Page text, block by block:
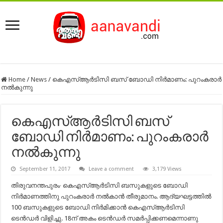
Home / News / കെഎസ്ആർടിസി ബസ് ബോഡി നിർമാണം: പുറംകരാർ
നൽകുന്നു
കെഎസ്ആർടിസി ബസ്
ബോഡി നിർമാണം: പുറംകരാർ
നൽകുന്നു
September 11, 2017 Leave a comment 3,179 Views
തിരുവനന്തപുരം∙ കെഎസ്ആർടിസി ബസുകളുടെ ബോഡി
നിർമാണത്തിനു പുറംകരാർ നൽകാൻ തീരുമാനം. ആദ്യഘട്ടത്തിൽ
100 ബസുകളുടെ ബോഡി നിർമിക്കാൻ കെഎസ്ആർടിസി
ടെൻഡർ വിളിച്ചു. 18ന് അകം ടെൻഡർ സമർപ്പിക്കണമെന്നാണു